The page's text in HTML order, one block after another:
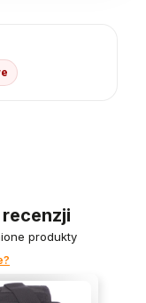
produkty